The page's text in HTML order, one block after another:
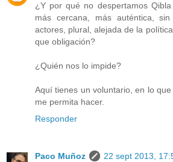
¿Y por qué no despertamos
más cercana, más auténtica,
actores, plural, alejada de la
que obligación?
¿Quién nos lo impide?
Aquí tienes un voluntario, en lo
me permita hacer.
Responder
Paco Muñoz
22 sept 2013,